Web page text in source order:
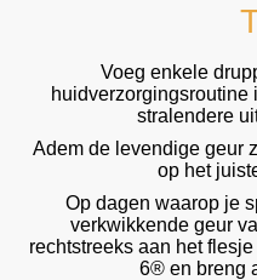
Voeg enkele
huidverzorgingsroutine
stralendere
Adem de levendige geur
op het
Op dagen waarop je
verkwikkende geur
rechtstreeks aan het
6® en breng